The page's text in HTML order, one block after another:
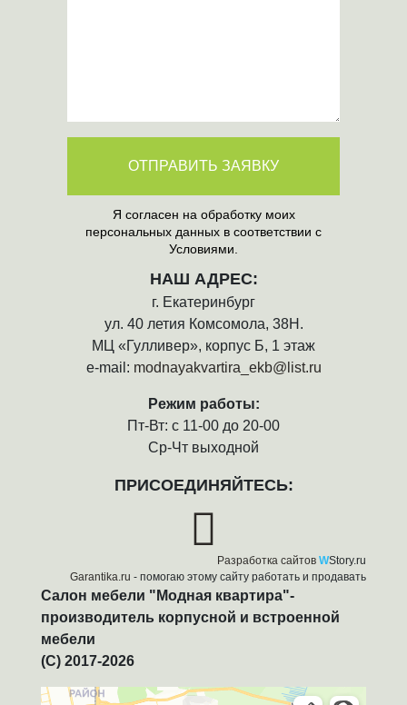
ОТПРАВИТЬ ЗАЯВКУ
Я согласен на обработку моих
персональных данных в соответствии с
Условиями.
НАШ АДРЕС:
г. Екатеринбург
ул. 40 летия Комсомола, 38Н.
МЦ «Гулливер», корпус Б, 1 этаж
e-mail: modnayakvartira_ekb@list.ru
Режим работы:
Пт-Вт: с 11-00 до 20-00
Ср-Чт выходной
ПРИСОЕДИНЯЙТЕСЬ:
Разработка сайтов WStory.ru
Garantika.ru - помогаю этому сайту работать и продавать
Салон мебели "Модная квартира"-
производитель корпусной и встроенной
мебели
(C) 2017-2026